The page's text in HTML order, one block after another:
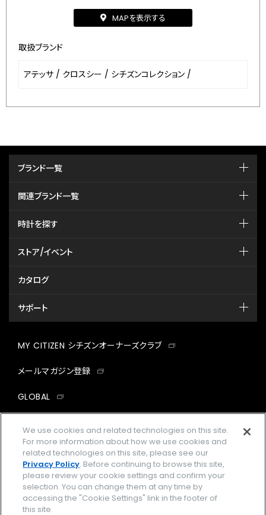
MAPを表示する
取扱ブランド
アテッサ / クロスシー / シチズンコレクション /
ブランド一覧
関連ブランド一覧
時計を探す
ストア/イベント
カタログ
サポート
MY CITIZEN シチズンオーナーズクラブ
メールマガジン登録
GLOBAL
facebookinstagramtwitter
企業情報 ご利用規約
プライバシーポリシー Cookies Settings
We use cookies and related technologies on this site.
For more information about how we use cookies and
related technologies on this site, please see our
Privacy Policy. Before continuing to browse this site,
please review your cookie settings and confirm your
selection. You can change them at any time by
accessing the "Cookie Settings" link in the footer of
this site.